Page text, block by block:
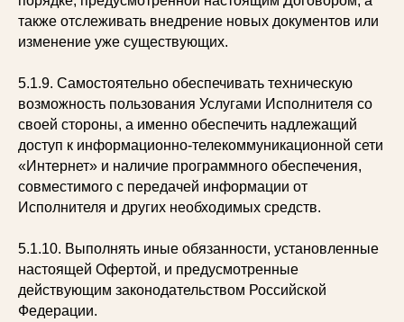
также отслеживать внедрение новых документов или
изменение уже существующих.
5.1.9. Самостоятельно обеспечивать техническую
возможность пользования Услугами Исполнителя со
своей стороны, а именно обеспечить надлежащий
доступ к информационно-телекоммуникационной сети
«Интернет» и наличие программного обеспечения,
совместимого с передачей информации от
Исполнителя и других необходимых средств.
5.1.10. Выполнять иные обязанности, установленные
настоящей Офертой, и предусмотренные
действующим законодательством Российской
Федерации.